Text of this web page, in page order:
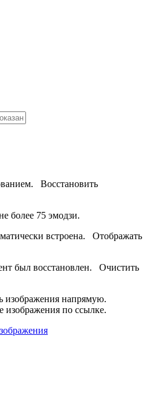
Восстановить
более 75 эмодзи.
встроена. Отображать
был восстановлен. Очистить
изображения напрямую.
изображения по ссылке.